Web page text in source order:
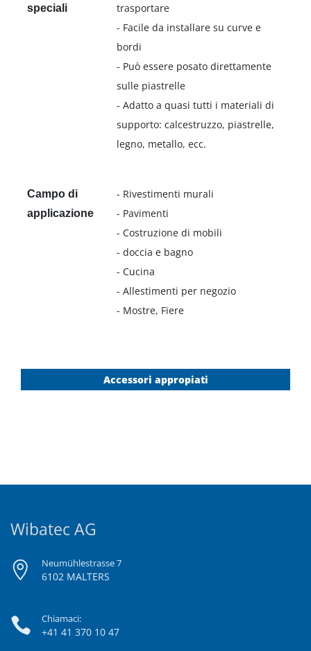
speciali
trasportare
- Facile da installare su curve e
bordi
- Può essere posato direttamente
sulle piastrelle
- Adatto a quasi tutti i materiali di
supporto: calcestruzzo, piastrelle,
legno, metallo, ecc.
Campo di
applicazione
- Rivestimenti murali
- Pavimenti
- Costruzione di mobili
- doccia e bagno
- Cucina
- Allestimenti per negozio
- Mostre, Fiere
Accessori appropiati
Wibatec AG
Neumühlestrasse 7
6102 MALTERS
Chiamaci:
+41 41 370 10 47